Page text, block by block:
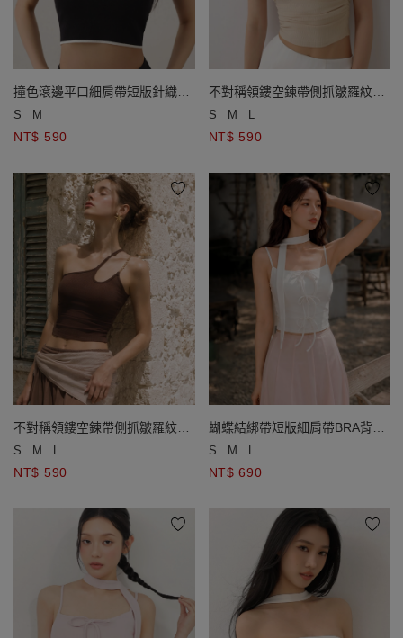
撞色滾邊平口細肩帶短版針織背
心(附胸墊)
S M
NT$ 590
不對稱領鏤空鍊帶側抓皺羅紋短
版BRA背心
S M L
NT$ 590
不對稱領鏤空鍊帶側抓皺羅紋短
版BRA背心
S M L
NT$ 590
蝴蝶結綁帶短版細肩帶BRA背心
(附領巾)
S M L
NT$ 690